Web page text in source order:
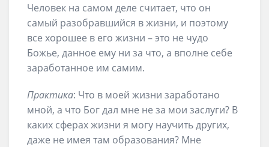
Человек на самом деле считает, что он
самый разобравшийся в жизни, и поэтому
все хорошее в его жизни – это не чудо
Божье, данное ему ни за что, а вполне себе
заработанное им самим.
Практика: Что в моей жизни заработано
мной, а что Бог дал мне не за мои заслуги? В
каких сферах жизни я могу научить других,
даже не имея там образования? Мне